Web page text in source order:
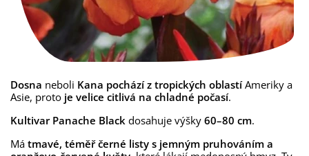
Dosna neboli Kana pochází z tropických oblastíAmeriky a
Asie, proto je velice citlivá na chladné počasí.
Kultivar Panache Black dosahuje výšky 60–80 cm.
Má tmavé, téměř černé listy s jemným pruhováním a